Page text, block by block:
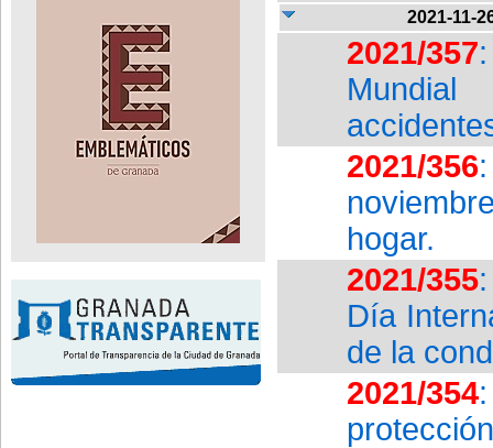
2021-11-
2021/357
2021/356
hogar.
2021/355
Día
de la
2021/354